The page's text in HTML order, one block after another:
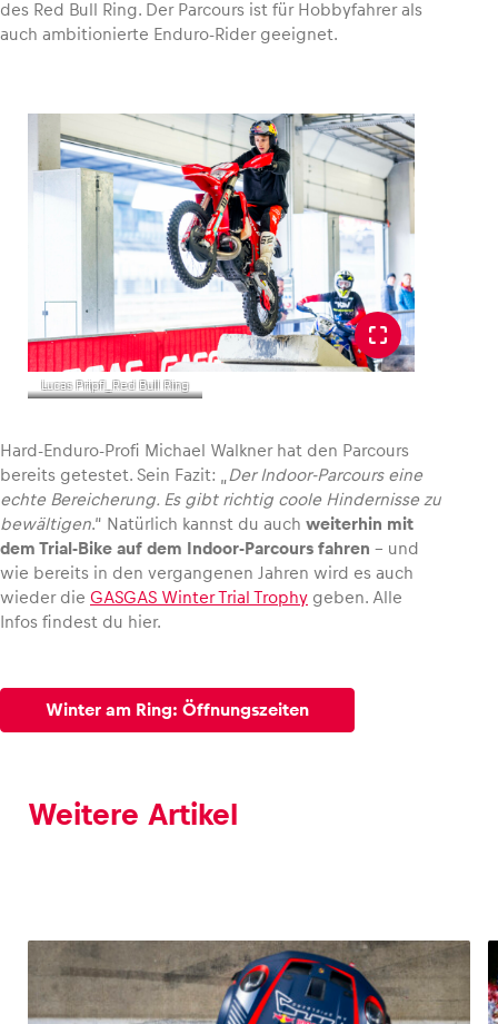
des Red Bull Ring. Der Parcours ist für Hobbyfahrer als
auch ambitionierte Enduro-Rider geeignet.
Lucas Pripfl_Red Bull Ring
Hard-Enduro-Profi Michael Walkner hat den Parcours
bereits getestet. Sein Fazit: „
Der Indoor-Parcours eine
echte Bereicherung. Es gibt richtig coole Hindernisse zu
bewältigen.“ Natürlich kannst du auch weiterhin mit
dem Trial-Bike auf dem Indoor-Parcours fahren – und
wie bereits in den vergangenen Jahren wird es auch
wieder die GASGAS Winter Trial Trophy geben. Alle
Infos findest du hier.
Winter am Ring: Öffnungszeiten
Weitere Artikel